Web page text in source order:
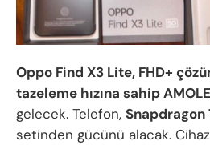
Oppo Find X3 Lite, FHD+
tazeleme hızına sahip
gelecek. Telefon, Snapdragon
setinden gücünü alacak.